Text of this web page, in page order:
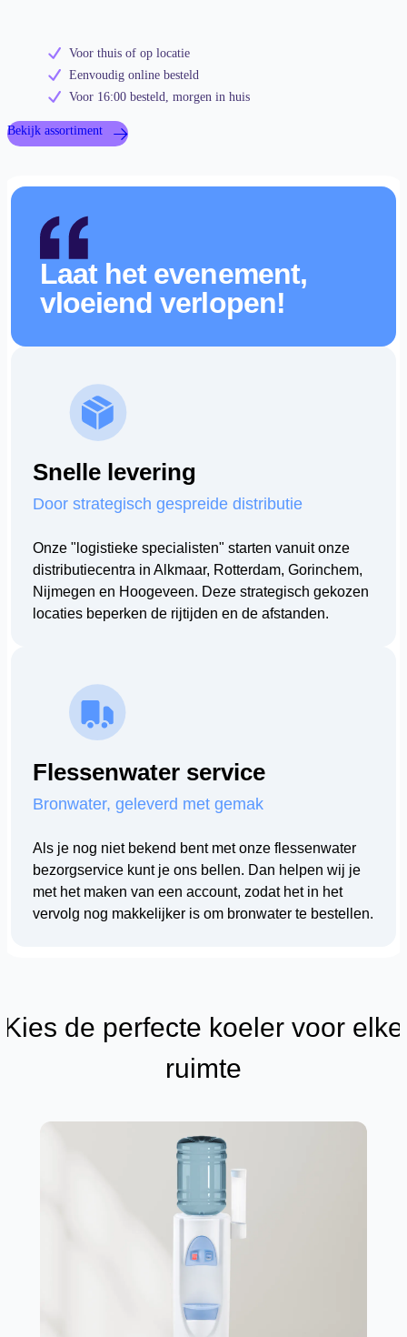
Voor thuis of op locatie
Eenvoudig online besteld
Voor 16:00 besteld, morgen in huis
Bekijk assortiment
Laat het evenement,
vloeiend verlopen!
Snelle levering
Door strategisch gespreide distributie
Onze "logistieke specialisten" starten vanuit onze
distributiecentra in Alkmaar, Rotterdam, Gorinchem,
Nijmegen en Hoogeveen. Deze strategisch gekozen
locaties beperken de rijtijden en de afstanden.
Flessenwater service
Bronwater, geleverd met gemak
Als je nog niet bekend bent met onze flessenwater
bezorgservice kunt je ons bellen. Dan helpen wij je
met het maken van een account, zodat het in het
vervolg nog makkelijker is om bronwater te bestellen.
Kies de perfecte koeler voor elke
ruimte